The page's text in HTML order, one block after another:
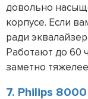
довольно
корпусе. Если
ради
Работают до 60
заметно
7. Philips